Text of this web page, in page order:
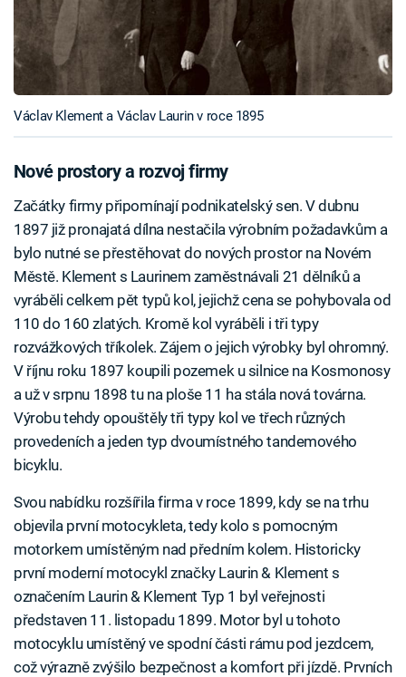
Václav Klement a Václav Laurin v roce 1895
Nové prostory a rozvoj firmy
Začátky firmy připomínají podnikatelský sen. V dubnu
1897 již pronajatá dílna nestačila výrobním požadavkům a
bylo nutné se přestěhovat do nových prostor na Novém
Městě. Klement s Laurinem zaměstnávali 21 dělníků a
vyráběli celkem pět typů kol, jejichž cena se pohybovala od
110 do 160 zlatých. Kromě kol vyráběli i tři typy
rozvážkových tříkolek. Zájem o jejich výrobky byl ohromný.
V říjnu roku 1897 koupili pozemek u silnice na Kosmonosy
a už v srpnu 1898 tu na ploše 11 ha stála nová továrna.
Výrobu tehdy opouštěly tři typy kol ve třech různých
provedeních a jeden typ dvoumístného tandemového
bicyklu.
Svou nabídku rozšířila firma v roce 1899, kdy se na trhu
objevila první motocykleta, tedy kolo s pomocným
motorkem umístěným nad předním kolem. Historicky
první moderní motocykl značky Laurin & Klement s
označením Laurin & Klement Typ 1 byl veřejnosti
představen 11. listopadu 1899. Motor byl u tohoto
motocyklu umístěný ve spodní části rámu pod jezdcem,
což výrazně zvýšilo bezpečnost a komfort při jízdě. Prvních